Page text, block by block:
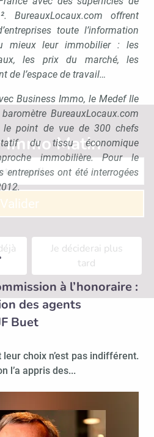
offrent
toute l’information
mieux leur immobilier : les
les prix du marché, les
de l’espace de travail…
Business Immo, le Medef Ile
BureauxLocaux.com
le point de vue de 300 chefs
du tissu économique
immobilière. Pour le
entreprises ont été interrogées
à l’honoraire :
des agents
Buet
choix n’est pas indifférent.
l’a appris des...
Immo Matin
Valider
Je déciderai plus
tard